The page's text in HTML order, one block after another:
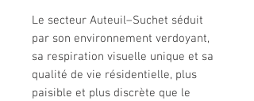
Le secteur Auteuil–Suchet séduit
par son environnement verdoyant,
sa respiration visuelle unique et sa
qualité de vie résidentielle, plus
paisible et plus discrète que le